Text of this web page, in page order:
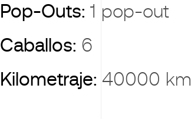
Pop-Outs:1 pop-out
Caballos: 6
Kilometraje:40000 km